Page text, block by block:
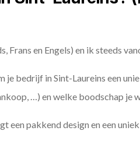
Frans en Engels) en ik steeds
je bedrijf in Sint-Laureins een
…) en welke boodschap je
een pakkend design en een